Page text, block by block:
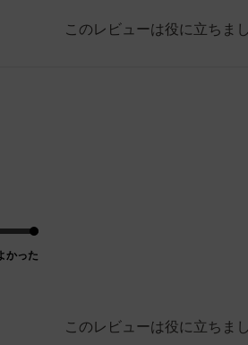
このレビューは役に立ちま
かった
このレビューは役に立ちま